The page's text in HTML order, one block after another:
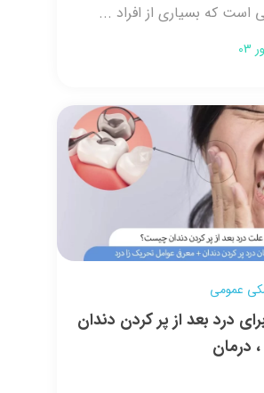
است که بسیاری از افراد ...
عمومی
برای درد بعد از پر کردن دندان
درمان